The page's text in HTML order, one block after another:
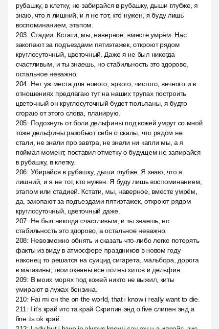
рубашку, в клетку, не забирайся в рубашку, дыши глубже, я
знаю, что я лишний, и я не тот, кто нужен, я буду лишь
воспоминанием, этапом.
203: Стадии. Кстати, мы, наверное, вместе умрём. Нас
закопают за подъездами пятиэтажек, откроют рядом
круглосуточный, цветочный. Даже я не был никогда
счастливым, и ты знаешь, но стабильность это здорово,
остальное неважно.
204: Нет уж места для нового, яркого, чистого, вечного и в
отношениях предлагаю тут на наших трупах построить
цветочный он круглосуточный будет тюльпаны, я будто
сгораю от этого слова, планирую.
205: Подохнуть от боли дельфины под кожей умрут со мной
тоже дельфины разобьют себя о скалы, что рядом не
стали, не знали про завтра, не знали ни капли мы, а я
поймал момент, поставил отметку о будущем не запирайся
в рубашку, в клетку.
206: Убирайся в рубашку, дыши глубже. Я знаю, что я
лишний, и я не тот, кто нужен. Я буду лишь воспоминанием,
этапом или стадией. Кстати, мы, наверное, вместе умрём,
да, закопают за подъездами пятиэтажек, откроют рядом
круглосуточный, цветочный даже.
207: Не был никогда счастливым, и ты знаешь, но
стабильность это здорово, а остальное неважно.
208: Невозможно обнять и сказать что-либо легко потерять
факты из виду в атмосфере праздников в новом году
наконец то решатся на суицид сигарета, мальбора, дорога
в магазины, твои океаны все полны хитов и дельфин.
209: В моих морях под кожей никто не выжил, киты
умирают в лужах бензина.
210: Fai mi он the on the world, that i know i really want to die.
211 : I it's край итс та край Скрипин энд о five слипен энд а
fine its ok край.